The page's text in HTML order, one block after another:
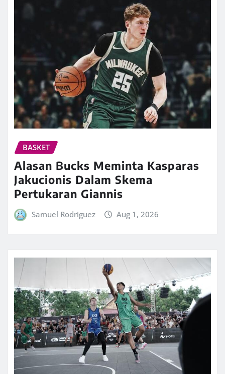
BASKET
Alasan Bucks Meminta Kasparas
Jakucionis Dalam Skema
Pertukaran Giannis
Samuel Rodriguez Aug 1, 2026